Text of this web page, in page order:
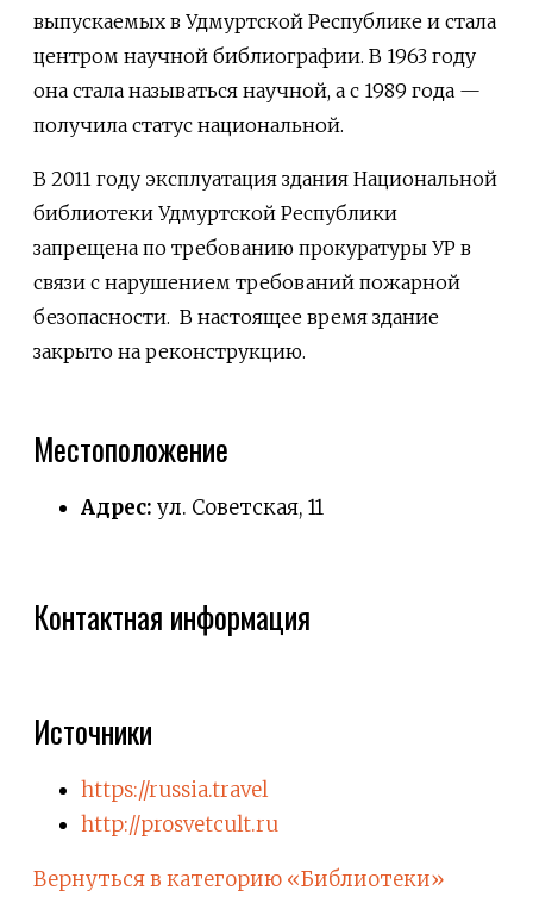
выпускаемых в Удмуртской Республике и стала
центром научной библиографии. В 1963 году
она стала называться научной, а с 1989 года —
получила статус национальной.
В 2011 году эксплуатация здания Национальной
библиотеки Удмуртской Республики
запрещена по требованию прокуратуры УР в
связи с нарушением требований пожарной
безопасности. В настоящее время здание
закрыто на реконструкцию.
Местоположение
Адрес: ул. Советская, 11
Контактная информация
Источники
https://russia.travel
http://prosvetcult.ru
Вернуться в категорию «Библиотеки»